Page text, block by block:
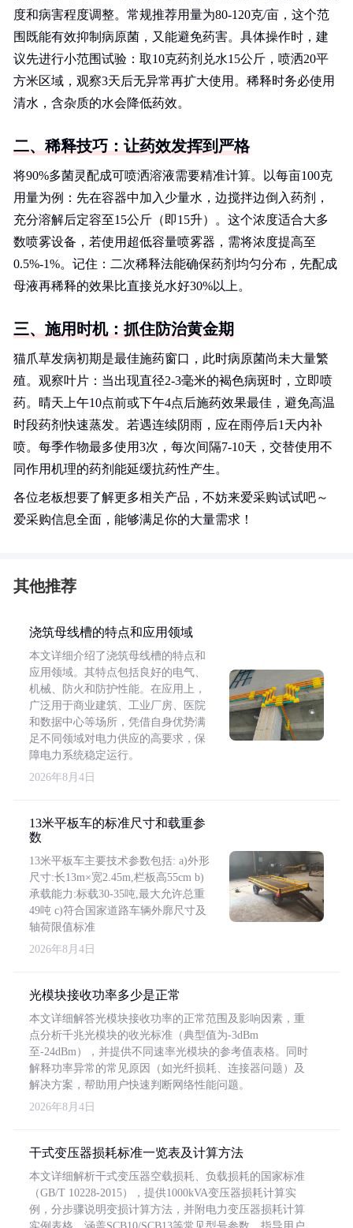
度和病害程度调整。常规推荐用量为80-120克/亩，这个范
围既能有效抑制病原菌，又能避免药害。具体操作时，建
议先进行小范围试验：取10克药剂兑水15公斤，喷洒20平
方米区域，观察3天后无异常再扩大使用。稀释时务必使用
清水，含杂质的水会降低药效。
二、稀释技巧：让药效发挥到严格
将90%多菌灵配成可喷洒溶液需要精准计算。以每亩100克
用量为例：先在容器中加入少量水，边搅拌边倒入药剂，
充分溶解后定容至15公斤（即15升）。这个浓度适合大多
数喷雾设备，若使用超低容量喷雾器，需将浓度提高至
0.5%-1%。记住：二次稀释法能确保药剂均匀分布，先配成
母液再稀释的效果比直接兑水好30%以上。
三、施用时机：抓住防治黄金期
猫爪草发病初期是最佳施药窗口，此时病原菌尚未大量繁
殖。观察叶片：当出现直径2-3毫米的褐色病斑时，立即喷
药。晴天上午10点前或下午4点后施药效果最佳，避免高温
时段药剂快速蒸发。若遇连续阴雨，应在雨停后1天内补
喷。每季作物最多使用3次，每次间隔7-10天，交替使用不
同作用机理的药剂能延缓抗药性产生。
各位老板想要了解更多相关产品，不妨来爱采购试试吧～
爱采购信息全面，能够满足你的大量需求！
其他推荐
浇筑母线槽的特点和应用领域
本文详细介绍了浇筑母线槽的特点和
应用领域。其特点包括良好的电气、
机械、防火和防护性能。在应用上，
广泛用于商业建筑、工业厂房、医院
和数据中心等场所，凭借自身优势满
足不同领域对电力供应的高要求，保
障电力系统稳定运行。
2026年8月4日
13米平板车的标准尺寸和载重参
数
13米平板车主要技术参数包括: a)外形
尺寸:长13m×宽2.45m,栏板高55cm b)
承载能力:标载30-35吨,最大允许总重
49吨 c)符合国家道路车辆外廓尺寸及
轴荷限值标准
2026年8月4日
光模块接收功率多少是正常
本文详细解答光模块接收功率的正常范围及影响因素，重
点分析千兆光模块的收光标准（典型值为-3dBm
至-24dBm），并提供不同速率光模块的参考值表格。同时
解释功率异常的常见原因（如光纤损耗、连接器问题）及
解决方案，帮助用户快速判断网络性能问题。
2026年8月4日
干式变压器损耗标准一览表及计算方法
本文详细解析干式变压器空载损耗、负载损耗的国家标准
（GB/T 10228-2015），提供1000kVA变压器损耗计算实
例，分步骤说明变损计算方法，并附电力变压器损耗计算